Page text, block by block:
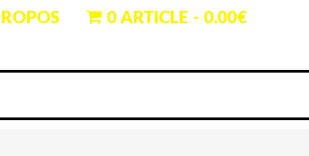
0 ARTICLE 0.00€